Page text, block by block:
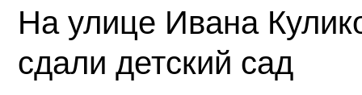
На улице Ивана
сдали детский сад